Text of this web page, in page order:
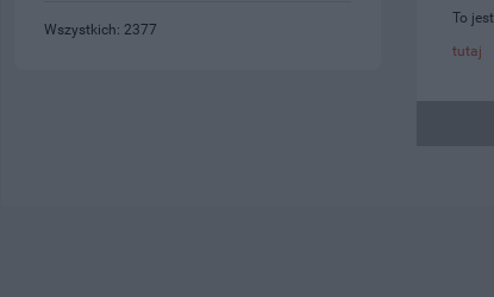
To
tutaj
Wszystkich: 2377